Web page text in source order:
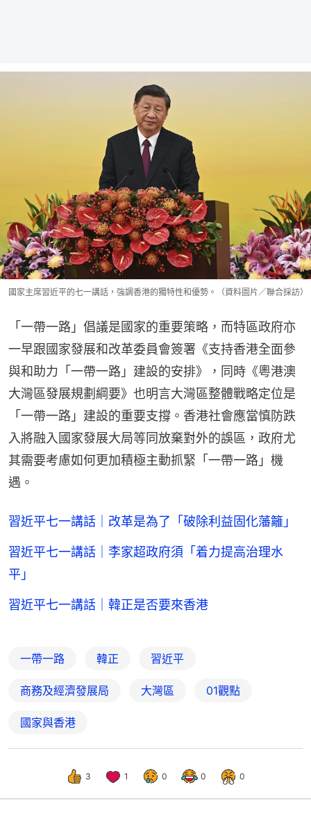
國家主席習近平的七一講話，強調香港的獨特性和優勢。（資料圖片／聯合採訪）
「一帶一路」倡議是國家的重要策略，而特區政府亦
一早跟國家發展和改革委員會簽署《支持香港全面參
與和助力「一帶一路」建設的安排》，同時《粵港澳
大灣區發展規劃綱要》也明言大灣區整體戰略定位是
「一帶一路」建設的重要支撐。香港社會應當慎防跌
入將融入國家發展大局等同放棄對外的誤區，政府尤
其需要考慮如何更加積極主動抓緊「一帶一路」機
遇。
習近平七一講話｜改革是為了「破除利益固化藩籬」
習近平七一講話｜李家超政府須「着力提高治理水
平」
習近平七一講話｜韓正是否要來香港
一帶一路 韓正 習近平
商務及經濟發展局 大灣區 01觀點
國家與香港
3 1 0 0 0